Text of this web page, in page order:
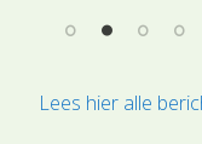
(kannenborstel)
Lees hier alle